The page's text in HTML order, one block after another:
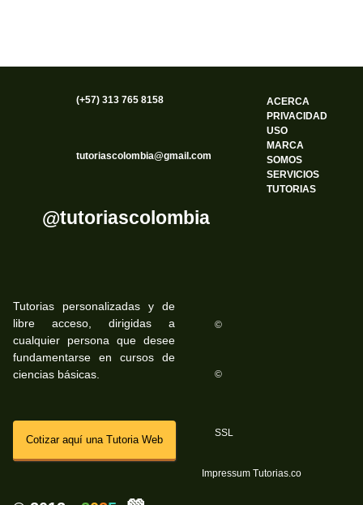
(+57) 313 765 8158
tutoriascolombia@gmail.com
@tutoriascolombia
ACERCA
PRIVACIDAD
USO
MARCA
SOMOS
SERVICIOS
TUTORIAS
Tutorias personalizadas y de
libre acceso, dirigidas a
cualquier persona que desee
fundamentarse en cursos de
ciencias básicas.
Cotizar aquí una Tutoria Web
©
©
SSL
Impressum Tutorias.co